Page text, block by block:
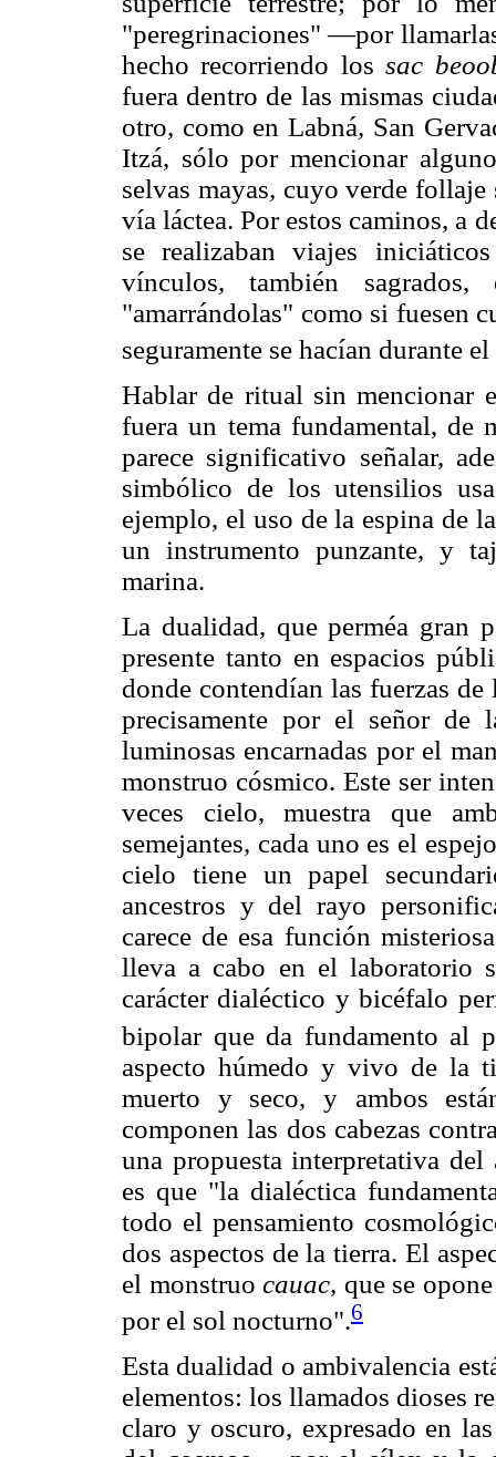
"peregrinaciones" —por
hecho recorriendo lossac
fuera dentro de las mismas
otro, como en Labná, San
Itzá, sólo por mencionar
selvas mayas, cuyo verde
vía láctea. Por estos caminos, a
se realizaban viajes
vínculos, también
"amarrándolas" como si fuesen
seguramente se hacían durante
Hablar de ritual sin mencionar
fuera un tema fundamental, de
parece significativo señalar,
simbólico de los utensilios
ejemplo, el uso de la espina de
un instrumento punzante, y
marina.
La dualidad, que perméa gran
presente tanto en espacios
donde contendían las fuerzas
precisamente por el señor de
luminosas encarnadas por el
monstruo cósmico. Este ser
veces cielo, muestra que
semejantes, cada uno es el
cielo tiene un papel
ancestros y del rayo
carece de esa función
lleva a cabo en el laboratorio
carácter dialéctico y bicéfalo
bipolar que da fundamento al
aspecto húmedo y vivo de la
muerto y seco, y ambos
componen las dos cabezas
una propuesta interpretativa
es que "la dialéctica
todo el pensamiento
dos aspectos de la tierra. El
el monstruo cauac, que se
por el sol nocturno".6
Esta dualidad o ambivalencia
elementos: los llamados dioses
claro y oscuro, expresado en